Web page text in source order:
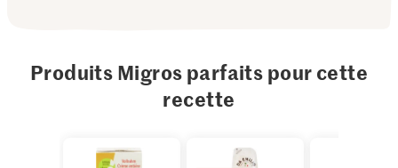
Produits Migros parfaits pour cette
recette